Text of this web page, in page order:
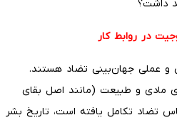
داشت؟
در روابط کار
و عملی جهان‌بینی تضاد هستند.
مادی و طبیعت (مانند اصل بقای
تضاد تکامل یافته است، تاریخ بشر